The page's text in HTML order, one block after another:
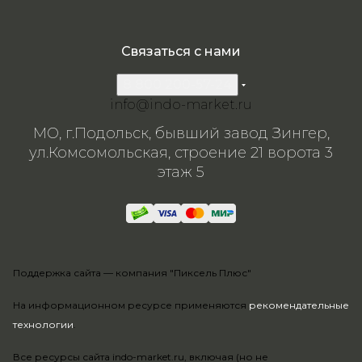
На информационном ресурсе применяются рекомендательные
технологии.
Все ресурсы сайта indo-market.ru, включая (но не
Связаться с нами
info@indo-market.ru
МО, г.Подольск, бывший завод Зингер,
ул.Комсомольская, строение 21 ворота 3
этаж 5
Поддержка сайта — компания "Пиксель Плюс"